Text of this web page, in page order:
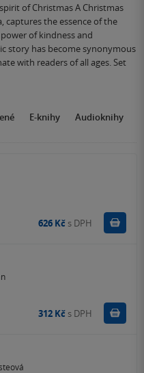
of Christmas A Christmas
captures the essence of the
of kindness and
story has become synonymous
with readers of all ages. Set
E-knihy Audioknihy
626 Kč s DPH
312 Kč s DPH